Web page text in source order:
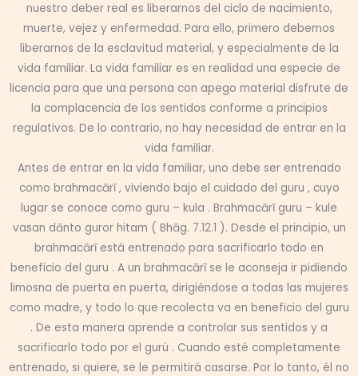
nuestro deber real es liberarnos del ciclo de nacimiento,
muerte, vejez y enfermedad. Para ello, primero debemos
liberarnos de la esclavitud material, y especialmente de la
vida familiar. La vida familiar es en realidad una especie de
licencia para que una persona con apego material disfrute de
la complacencia de los sentidos conforme a principios
regulativos. De lo contrario, no hay necesidad de entrar en la
vida familiar.
Antes de entrar en la vida familiar, uno debe ser entrenado
como brahmacārī , viviendo bajo el cuidado del guru , cuyo
lugar se conoce como guru – kula . Brahmacārī guru – kule
vasan dānto guror hitam ( Bhāg. 7.12.1 ). Desde el principio, un
brahmacārī está entrenado para sacrificarlo todo en
beneficio del guru . A un brahmacārī se le aconseja ir pidiendo
limosna de puerta en puerta, dirigiéndose a todas las mujeres
como madre, y todo lo que recolecta va en beneficio del guru
. De esta manera aprende a controlar sus sentidos y a
sacrificarlo todo por el gurú . Cuando esté completamente
entrenado, si quiere, se le permitirá casarse. Por lo tanto, él no